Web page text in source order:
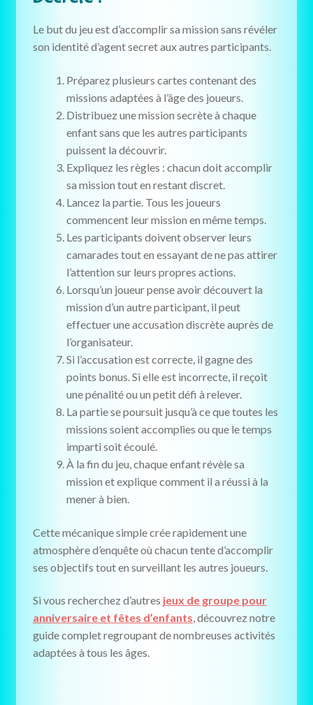
Le but du jeu est d’accomplir sa mission sans révéler
son identité d’agent secret aux autres participants.
Préparez plusieurs cartes contenant des
missions adaptées à l’âge des joueurs.
Distribuez une mission secrète à chaque
enfant sans que les autres participants
puissent la découvrir.
Expliquez les règles : chacun doit accomplir
sa mission tout en restant discret.
Lancez la partie. Tous les joueurs
commencent leur mission en même temps.
Les participants doivent observer leurs
camarades tout en essayant de ne pas attirer
l’attention sur leurs propres actions.
Lorsqu’un joueur pense avoir découvert la
mission d’un autre participant, il peut
effectuer une accusation discrète auprès de
l’organisateur.
Si l’accusation est correcte, il gagne des
points bonus. Si elle est incorrecte, il reçoit
une pénalité ou un petit défi à relever.
La partie se poursuit jusqu’à ce que toutes les
missions soient accomplies ou que le temps
imparti soit écoulé.
À la fin du jeu, chaque enfant révèle sa
mission et explique comment il a réussi à la
mener à bien.
Cette mécanique simple crée rapidement une
atmosphère d’enquête où chacun tente d’accomplir
ses objectifs tout en surveillant les autres joueurs.
Si vous recherchez d’autres jeux de groupe pour
anniversaire et fêtes d’enfants, découvrez notre
guide complet regroupant de nombreuses activités
adaptées à tous les âges.